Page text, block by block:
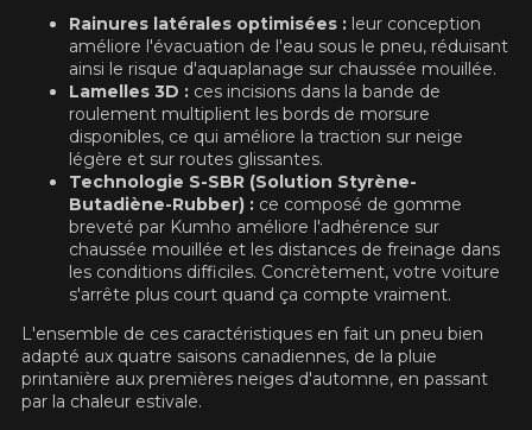
DEFENDER 2
À partir de 221, 95$
FIREHAWK
INDY 500 V2
EXTREME​
CONTACT DWS
06 PLUS
À partir de 230,99$
SCORPION AS
PLUS 3
À partir de 194,83$
PROMOTIONS EN COURS
PROMOTIONS EN COURS
LANCER LA RECHERCHE
POURQUOI ACHETER UN ENSEMBLE?
ASSEMBLAGE GRATUIT
Les pneus seront montés et balancés
gratuitement sur les jantes. Votre
ensemble sera prêt à être installé.
COMPATIBILITÉ GARANTIE*
Utilisez notre outil de recherche pas
garantie*.
LIVRAISON RAPIDE
Votre ensemble de pneus et jantes vous
PROMOTIONS EN COURS
Lire la suite
Kumho : Une marque de pneus de confiance
pour tous vos besoins
Lire la suite
OUTILS
Calculateur d'équivalence de pneus
Comparateur de dimensions
L'entretien de vos pneus
INFORMATIONS
Suivre ma commande
Rainures latérales optimisées :leur conception
améliore l'évacuation de l'eau sous le pneu, réduisant
ainsi le risque d'aquaplanage sur chaussée mouillée.
Lamelles 3D :ces incisions dans la bande de
roulement multiplient les bords de morsure
disponibles, ce qui améliore la traction sur neige
légère et sur routes glissantes.
Technologie S-SBR (Solution Styrène-
Butadiène-Rubber) :ce composé de gomme
breveté par Kumho améliore l'adhérence sur
chaussée mouillée et les distances de freinage dans
les conditions difficiles. Concrètement, votre voiture
s'arrête plus court quand ça compte vraiment.
L'ensemble de ces caractéristiques en fait un pneu bien
adapté aux quatre saisons canadiennes, de la pluie
printanière aux premières neiges d'automne, en passant
par la chaleur estivale.
VOICI LES DIMENSIONS POUR VOTRE VÉHICULE
Que magasinez-vous?